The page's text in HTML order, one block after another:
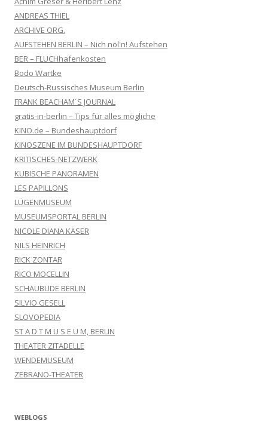
ANDREAS THIEL
ARCHIVE ORG.
AUFSTEHEN BERLIN – Nich nöl'n! Aufstehen
BER – FLUCHhafenkosten
Bodo Wartke
Deutsch-Russisches Museum Berlin
FRANK BEACHAM´S JOURNAL
gratis-in-berlin – Tips für alles mögliche
KINO.de – Bundeshauptdorf
KINOSZENE IM BUNDESHAUPTDORF
KRITISCHES-NETZWERK
KUBISCHE PANORAMEN
LES PAPILLONS
LÜGENMUSEUM
MUSEUMSPORTAL BERLIN
NICOLE DIANA KÄSER
NILS HEINRICH
RICK ZONTAR
RICO MOCELLIN
SCHAUBUDE BERLIN
SILVIO GESELL
SLOVOPEDIA
ST A D T M U S E U M, BERLIN
THEATER ZITADELLE
WENDEMUSEUM
ZEBRANO-THEATER
WEBLOGS